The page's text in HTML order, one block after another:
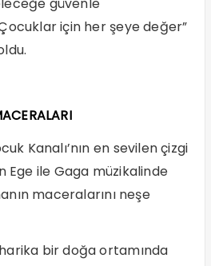
için her şeye değer”
Kanalı’nın en sevilen çizgi
Ege ile Gaga müzikalinde
maceralarını neşe
bir doğa ortamında